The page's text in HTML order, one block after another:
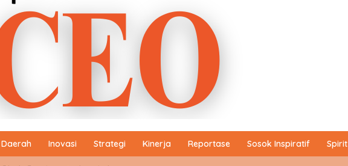
Daerah Inovasi Strategi Kinerja Reportase Sosok Inspiratif Spirit